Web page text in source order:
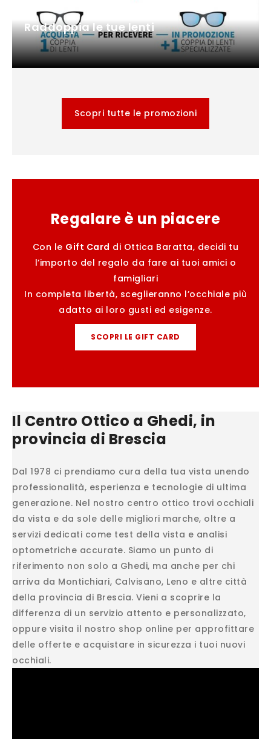
Raddoppia le tue lenti
Scopri tutte le promozioni
Regalare è un piacere
Con le Gift Card di Ottica Baratta, decidi tu
l’importo del regalo da fare ai tuoi amici o
famigliari
In completa libertà, sceglieranno l’occhiale più
adatto ai loro gusti ed esigenze.
SCOPRI LE GIFT CARD
Il Centro Ottico a Ghedi, in
provincia di Brescia
Dal 1978 ci prendiamo cura della tua vista unendo
professionalità, esperienza e tecnologie di ultima
generazione. Nel nostro centro ottico trovi occhiali
da vista e da sole delle migliori marche, oltre a
servizi dedicati come test della vista e analisi
optometriche accurate. Siamo un punto di
riferimento non solo a Ghedi, ma anche per chi
arriva da Montichiari, Calvisano, Leno e altre città
della provincia di Brescia. Vieni a scoprire la
differenza di un servizio attento e personalizzato,
oppure visita il nostro shop online per approfittare
delle offerte e acquistare in sicurezza i tuoi nuovi
occhiali.